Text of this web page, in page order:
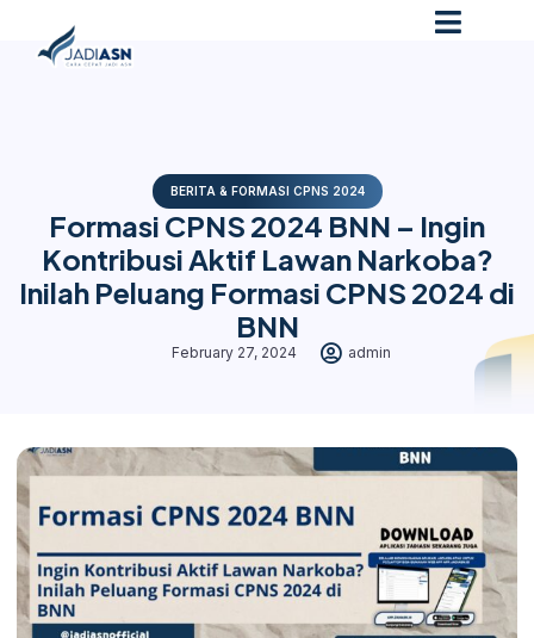
BERITA & FORMASI CPNS 2024
Formasi CPNS 2024 BNN – Ingin
Kontribusi Aktif Lawan Narkoba?
Inilah Peluang Formasi CPNS 2024 di
BNN
February 27, 2024 admin